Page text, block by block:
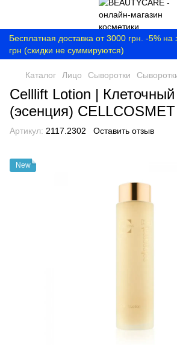
Бесплатная доставка от 3000 грн. -5% на
грн (скидки не суммируются)
Каталог Лицо Сыворотки
Celllift Lotion |
(эсенция) CELLCOSMET
Артикул: 2117.2302 Оставить отзыв
New